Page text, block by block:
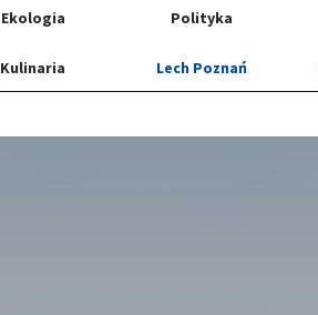
Ekologia Polityka
Kulinaria Lech Poznań